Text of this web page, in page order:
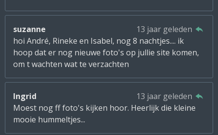
suzanne
13 jaar geleden
hoi André, Rineke en Isabel, nog 8 nachtjes.... ik
hoop dat er nog nieuwe foto's op jullie site komen,
om t wachten wat te verzachten
Ingrid
13 jaar geleden
Moest nog ff foto's kijken hoor. Heerlijk die kleine
mooie hummeltjes...